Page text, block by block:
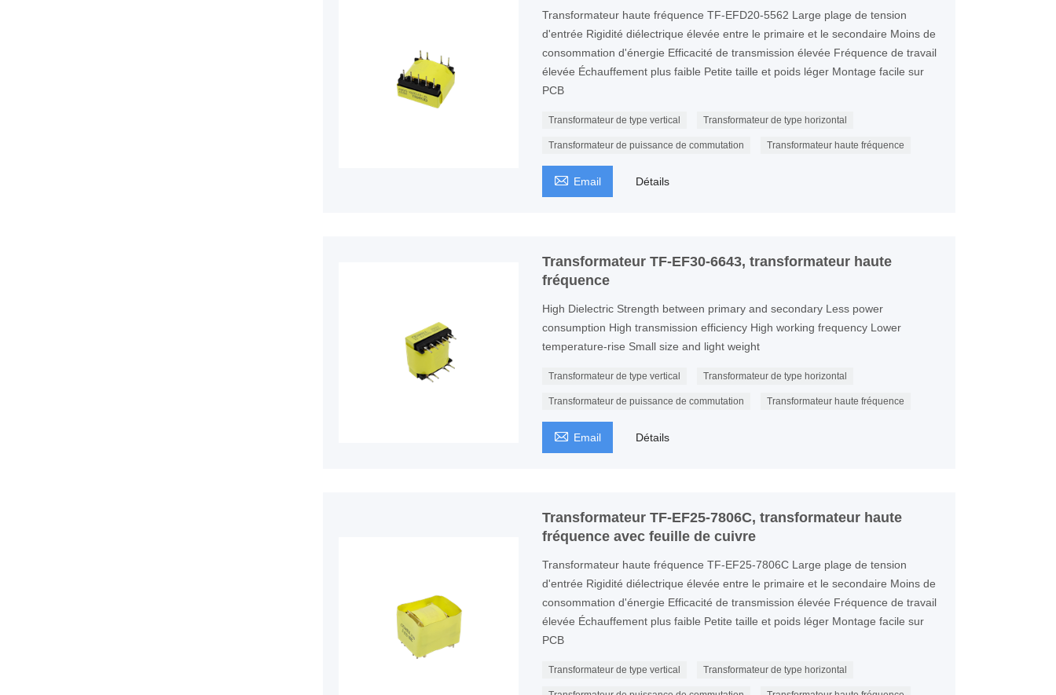
Transformateur haute fréquence TF-EFD20-5562 Large plage de tension
d'entrée Rigidité diélectrique élevée entre le primaire et le secondaire Moins de
consommation d'énergie Efficacité de transmission élevée Fréquence de travail
élevée Échauffement plus faible Petite taille et poids léger Montage facile sur
PCB
Transformateur de type vertical Transformateur de type horizontal
Transformateur de puissance de commutation Transformateur haute fréquence
 Email Détails
Transformateur TF-EF30-6643, transformateur haute
fréquence
High Dielectric Strength between primary and secondary Less power
consumption High transmission efficiency High working frequency Lower
temperature-rise Small size and light weight
Transformateur de type vertical Transformateur de type horizontal
Transformateur de puissance de commutation Transformateur haute fréquence
 Email Détails
Transformateur TF-EF25-7806C, transformateur haute
fréquence avec feuille de cuivre
Transformateur haute fréquence TF-EF25-7806C Large plage de tension
d'entrée Rigidité diélectrique élevée entre le primaire et le secondaire Moins de
consommation d'énergie Efficacité de transmission élevée Fréquence de travail
élevée Échauffement plus faible Petite taille et poids léger Montage facile sur
PCB
Transformateur de type vertical Transformateur de type horizontal